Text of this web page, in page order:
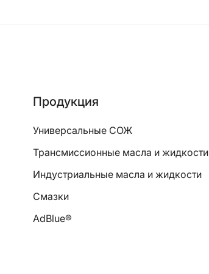
Продукция
Универсальные СОЖ
Трансмиссионные масла и жидкости
Индустриальные масла и жидкости
Смазки
AdBlue®